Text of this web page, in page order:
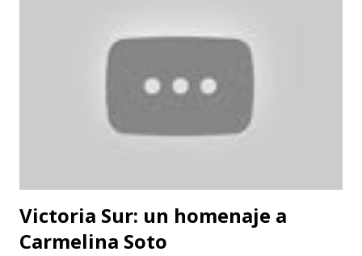
Victoria Sur: un homenaje a
Carmelina Soto